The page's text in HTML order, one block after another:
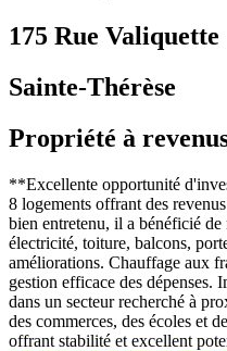
175 Rue Valiquette
Sainte-Thérèse
Propriété à
**Excellente opportunité
8 logements offrant des
bien entretenu, il a bénéficié de
électricité, toiture, balcons,
améliorations. Chauffage aux
gestion efficace des dépenses.
dans un secteur recherché à
des commerces, des écoles et
offrant stabilité et excellent